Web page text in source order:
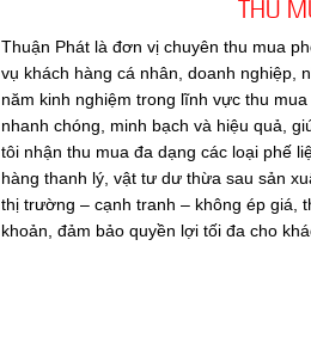
Thuận Phát là đơn vị chuyên thu mua
vụ khách hàng cá nhân, doanh nghiệp,
năm kinh nghiệm trong lĩnh vực thu
nhanh chóng, minh bạch và hiệu quả,
tôi nhận thu mua đa dạng các loại phế
hàng thanh lý, vật tư dư thừa sau sản
thị trường – cạnh tranh – không ép giá,
khoản, đảm bảo quyền lợi tối đa cho